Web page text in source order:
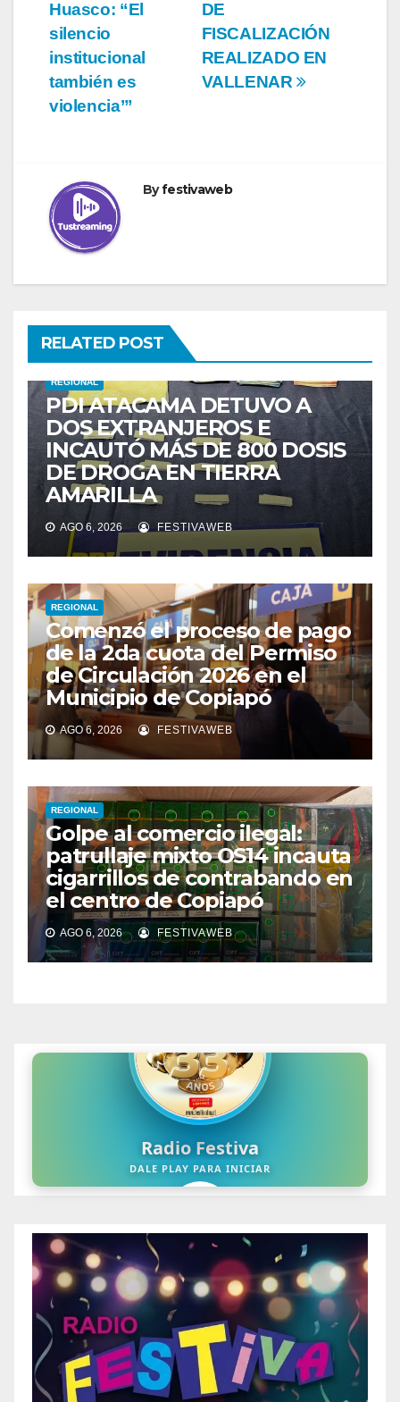
DE
FISCALIZACIÓN
REALIZADO EN
VALLENAR
Huasco: “El
silencio
institucional
también es
violencia’”
Byfestivaweb
RELATED POST
REGIONAL
PDI ATACAMA DETUVO A
DOS EXTRANJEROS E
INCAUTÓ MÁS DE 800 DOSIS
DE DROGA EN TIERRA
AMARILLA
AGO 6, 2026 FESTIVAWEB
REGIONAL
Comenzó el proceso de pago
de la 2da cuota del Permiso
de Circulación 2026 en el
Municipio de Copiapó
AGO 6, 2026 FESTIVAWEB
REGIONAL
Golpe al comercio ilegal:
patrullaje mixto OS14 incauta
cigarrillos de contrabando en
el centro de Copiapó
AGO 6, 2026 FESTIVAWEB